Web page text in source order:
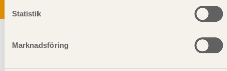
Statistik
Marknadsföring